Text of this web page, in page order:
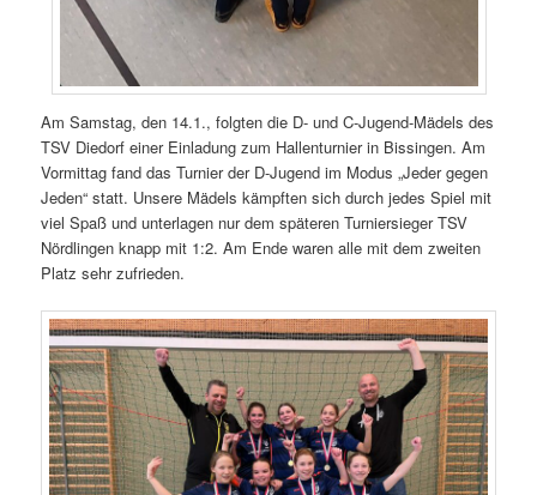
Am Samstag, den 14.1., folgten die D- und C-Jugend-Mädels des
TSV Diedorf einer Einladung zum Hallenturnier in Bissingen. Am
Vormittag fand das Turnier der D-Jugend im Modus „Jeder gegen
Jeden“ statt. Unsere Mädels kämpften sich durch jedes Spiel mit
viel Spaß und unterlagen nur dem späteren Turniersieger TSV
Nördlingen knapp mit 1:2. Am Ende waren alle mit dem zweiten
Platz sehr zufrieden.